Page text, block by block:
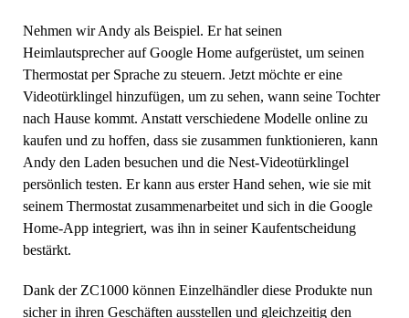
Nehmen wir Andy als Beispiel. Er hat seinen
Heimlautsprecher auf Google Home aufgerüstet, um seinen
Thermostat per Sprache zu steuern. Jetzt möchte er eine
Videotürklingel hinzufügen, um zu sehen, wann seine Tochter
nach Hause kommt. Anstatt verschiedene Modelle online zu
kaufen und zu hoffen, dass sie zusammen funktionieren, kann
Andy den Laden besuchen und die Nest-Videotürklingel
persönlich testen. Er kann aus erster Hand sehen, wie sie mit
seinem Thermostat zusammenarbeitet und sich in die Google
Home-App integriert, was ihn in seiner Kaufentscheidung
bestärkt.
Dank der ZC1000 können Einzelhändler diese Produkte nun
sicher in ihren Geschäften ausstellen und gleichzeitig den